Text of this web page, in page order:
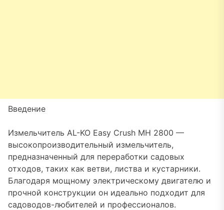
Введение
Измельчитель AL-KO Easy Crush MH 2800 —
высокопроизводительный измельчитель,
предназначенный для переработки садовых
отходов, таких как ветви, листва и кустарники.
Благодаря мощному электрическому двигателю и
прочной конструкции он идеально подходит для
садоводов-любителей и профессионалов.